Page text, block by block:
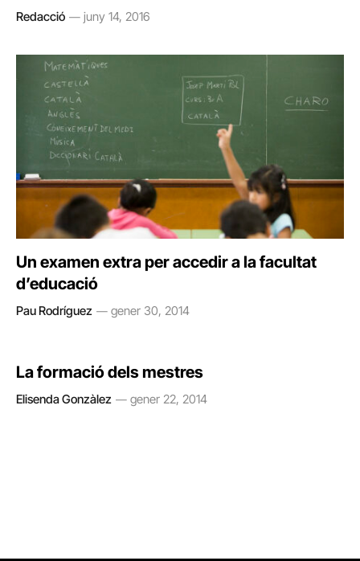
Redacció juny 14, 2016
Un examen extra per accedir a la facultat
d’educació
Pau Rodríguez gener 30, 2014
La formació dels mestres
Elisenda Gonzàlez gener 22, 2014